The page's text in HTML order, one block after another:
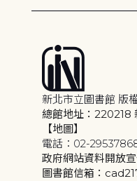
新北市立圖書館 版
總館地址：220218
【地圖】
電話：02-
政府網站資料開放
圖書館信箱：